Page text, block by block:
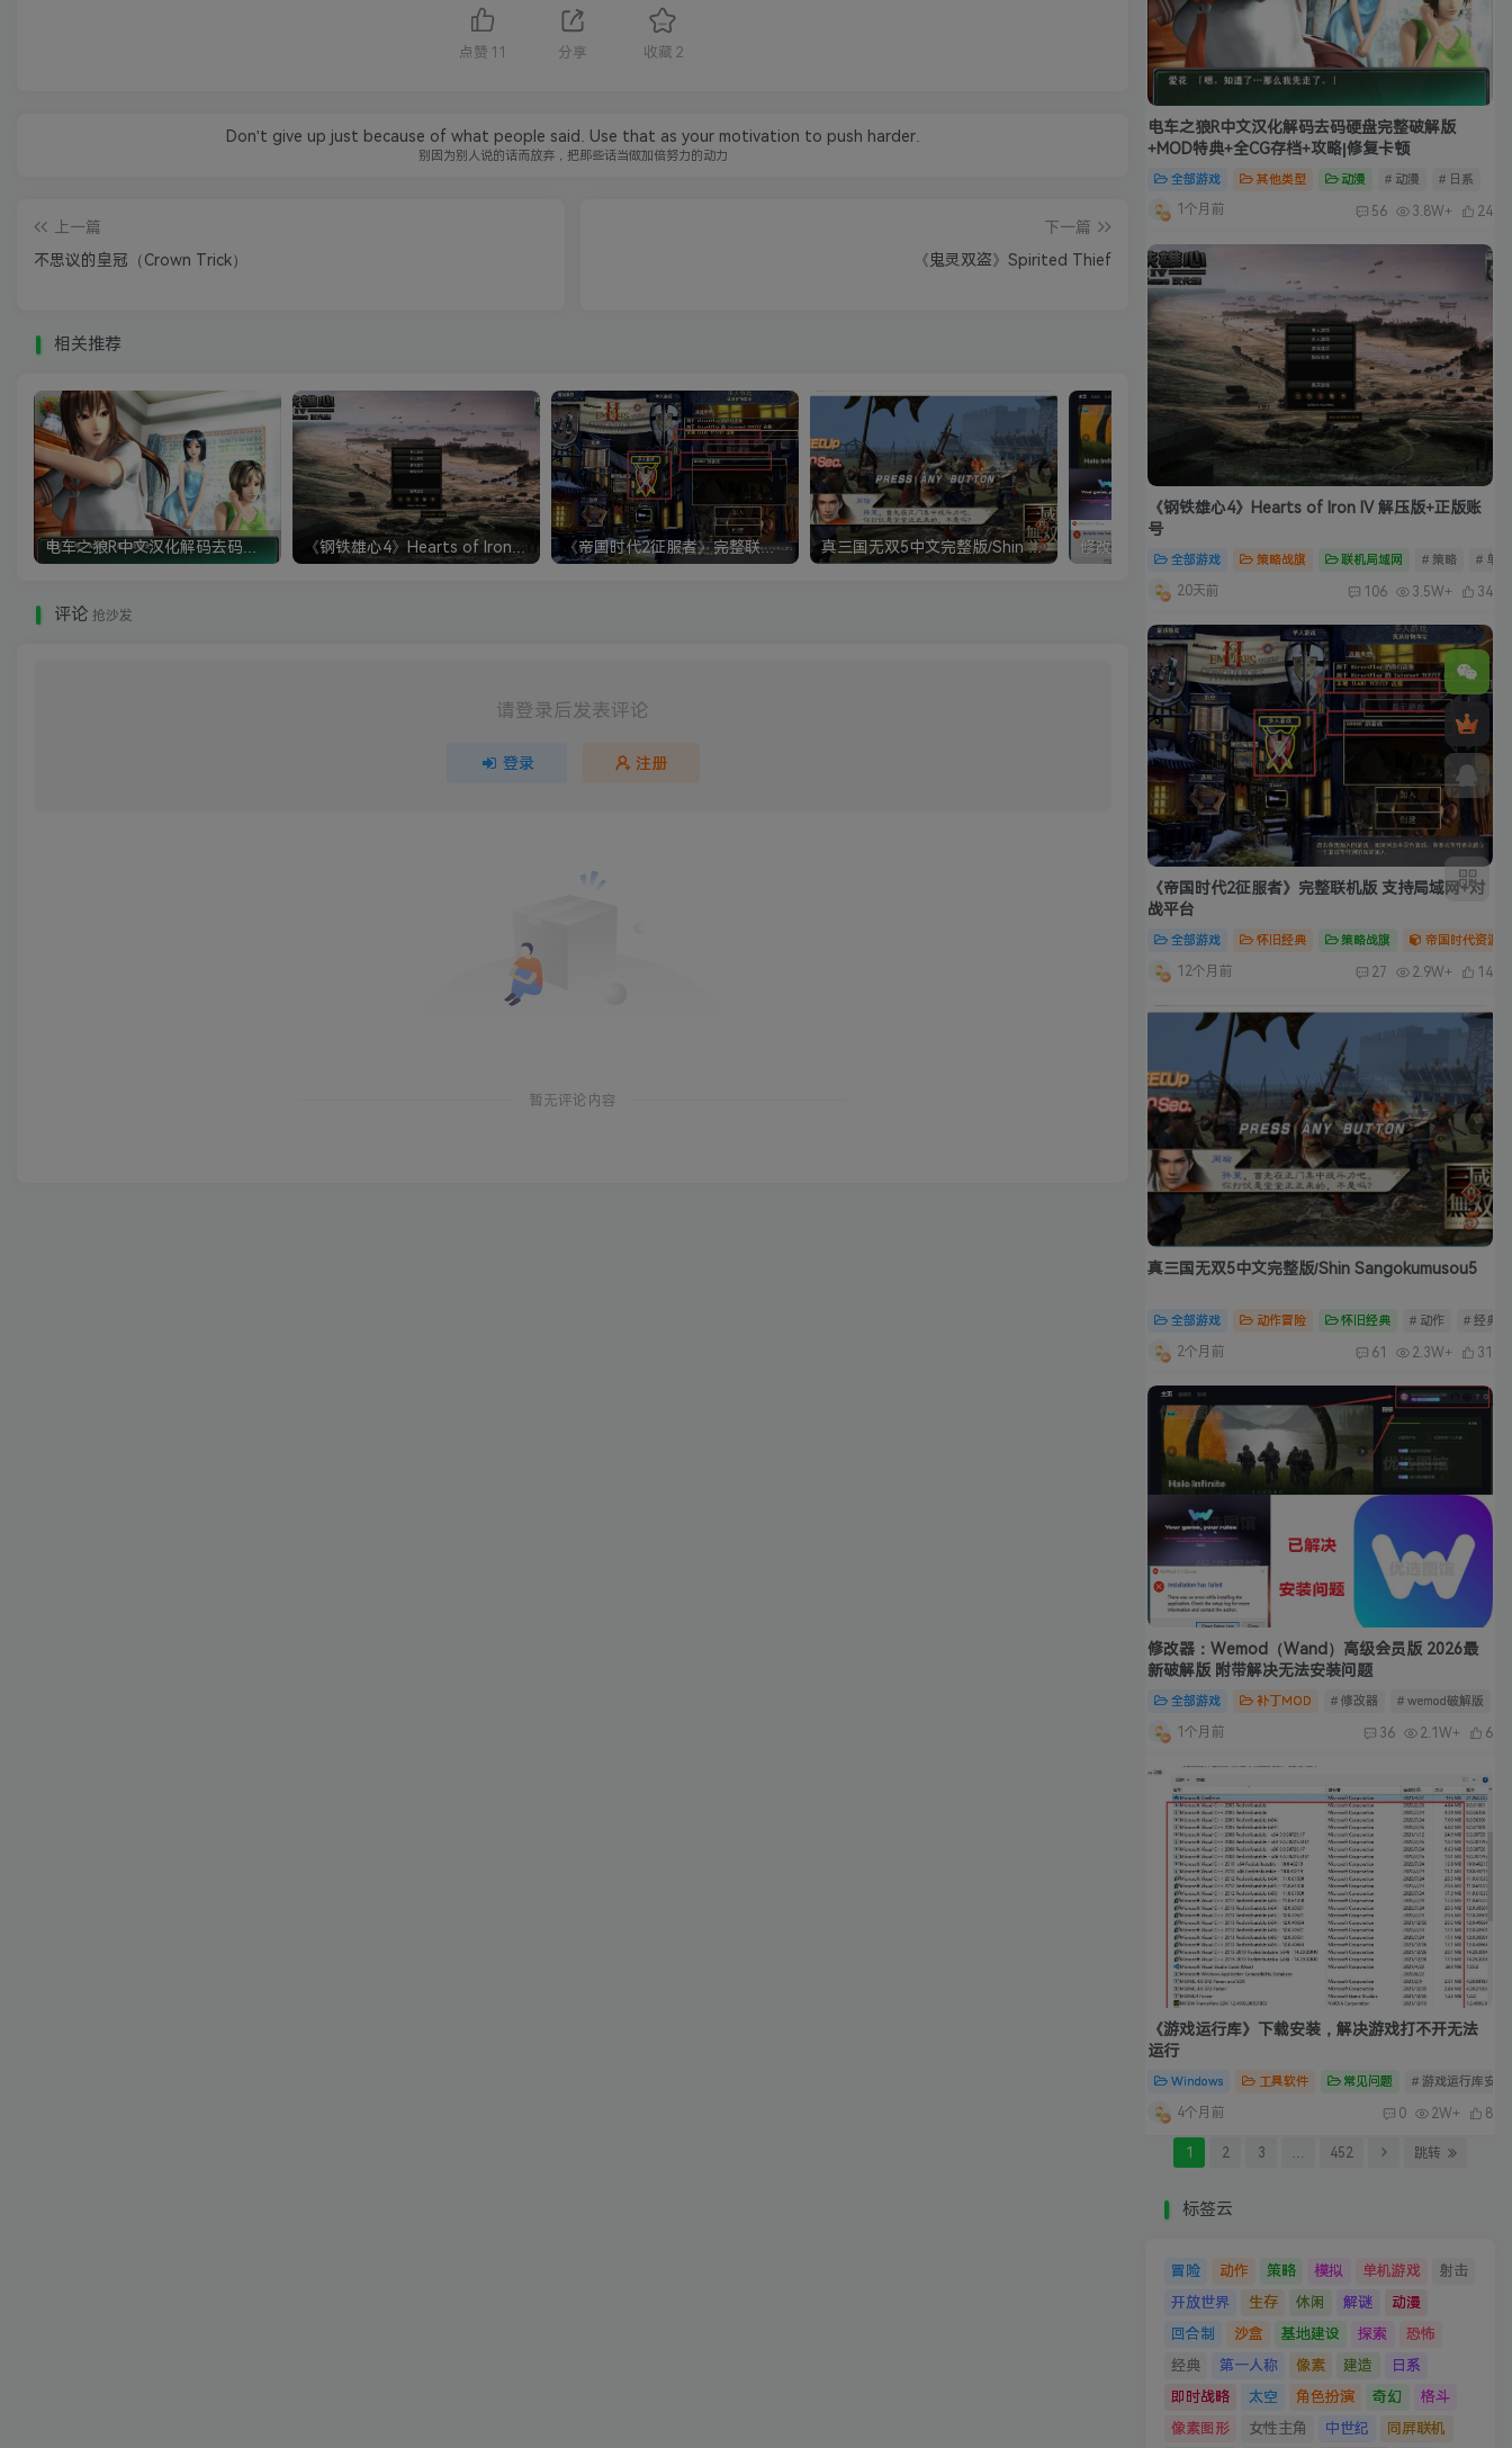
点赞 11 分享 收藏 2
Don't give up just because of what people said. Use that as your motivation to push harder.
别因为别人说的话而放弃，把那些话当做加倍努力的动力
上一篇
不思议的皇冠（Crown Trick）
下一篇
《鬼灵双盗》Spirited Thief
相关推荐
《帝国时代2征服者》完整联机版 支持局域网+对战平台 真三国无双5中文完整版/Shin Sangokumusou5
评论 抢沙发
请登录后发表评论
登录 注册
暂无评论内容
电车之狼R中文汉化解码去码硬盘完整破解版
+MOD特典+全CG存档+攻略|修复卡顿
全部游戏 其他类型 动漫 # 动漫 # 日系
1个月前 56 3.8W+ 24
《钢铁雄心4》Hearts of Iron IV 解压版+正版账
号
全部游戏 策略战旗 联机局域网 # 策略 # 单
20天前 106 3.5W+ 34
《帝国时代2征服者》完整联机版 支持局域网+对
战平台
全部游戏 怀旧经典 策略战旗 帝国时代资源
12个月前 27 2.9W+ 14
真三国无双5中文完整版/Shin Sangokumusou5
全部游戏 动作冒险 怀旧经典 # 动作 # 经典
2个月前 61 2.3W+ 31
修改器：Wemod（Wand）高级会员版 2026最
新破解版 附带解决无法安装问题
全部游戏 补丁MOD # 修改器 # wemod破解版
1个月前 36 2.1W+ 6
《游戏运行库》下载安装，解决游戏打不开无法
运行
Windows 工具软件 常见问题 # 游戏运行库安装
4个月前 0 2W+ 8
1 2 3 … 452 跳转
标签云
冒险 动作 策略 模拟 单机游戏
射击
开放世界
生存 休闲 解谜
动漫
回合制
沙盒 基地建设 探索
恐怖
经典
第一人称 像素 建造
日系
即时战略
太空 角色扮演 奇幻
格斗
像素图形
女性主角 中世纪 同屏联机